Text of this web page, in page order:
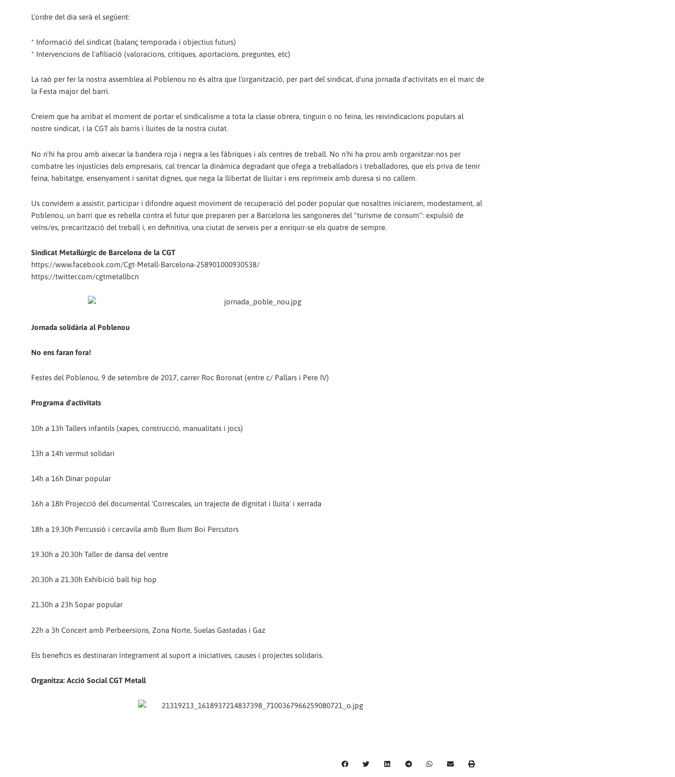
L'ordre del dia serà el següent:
* Informació del sindicat (balanç temporada i objectius futurs)
* Intervencions de l'afiliació (valoracions, crítiques, aportacions, preguntes, etc)
La raó per fer la nostra assemblea al Poblenou no és altra que l'organització, per part del sindicat, d'una jornada d'activitats en el marc de
la Festa major del barri.
Creiem que ha arribat el moment de portar el sindicalisme a tota la classe obrera, tinguin o no feina, les reivindicacions populars al
nostre sindicat, i la CGT als barris i lluites de la nostra ciutat.
No n'hi ha prou amb aixecar la bandera roja i negra a les fàbriques i als centres de treball. No n'hi ha prou amb organitzar-nos per
combatre les injustícies dels empresaris, cal trencar la dinàmica degradant que ofega a treballadors i treballadores, que els priva de tenir
feina, habitatge, ensenyament i sanitat dignes, que nega la llibertat de lluitar i ens reprimeix amb duresa si no callem.
Us convidem a assistir, participar i difondre aquest moviment de recuperació del poder popular que nosaltres iniciarem, modestament, al
Poblenou, un barri que es rebel·la contra el futur que preparen per a Barcelona les sangoneres del "turisme de consum": expulsió de
veïns/es, precarització del treball i, en definitiva, una ciutat de serveis per a enriquir-se els quatre de sempre.
Sindicat Metal·lúrgic de Barcelona de la CGT
https://www.facebook.com/Cgt-Metall-Barcelona-258901000930538/
https://twitter.com/cgtmetallbcn
Jornada solidària al Poblenou
No ens faran fora!
Festes del Poblenou, 9 de setembre de 2017, carrer Roc Boronat (entre c/ Pallars i Pere IV)
Programa d'activitats
10h a 13h Tallers infantils (xapes, construcció, manualitats i jocs)
13h a 14h vermut solidari
14h a 16h Dinar popular
16h a 18h Projecció del documental 'Correscales, un trajecte de dignitat i lluita' i xerrada
18h a 19.30h Percussió i cercavila amb Bum Bum Boi Percutors
19.30h a 20.30h Taller de dansa del ventre
20.30h a 21.30h Exhibició ball hip hop
21.30h a 23h Sopar popular
22h a 3h Concert amb Perbeersions, Zona Norte, Suelas Gastadas i Gaz
Els beneficis es destinaran íntegrament al suport a iniciatives, causes i projectes solidaris.
Organitza: Acció Social CGT Metall